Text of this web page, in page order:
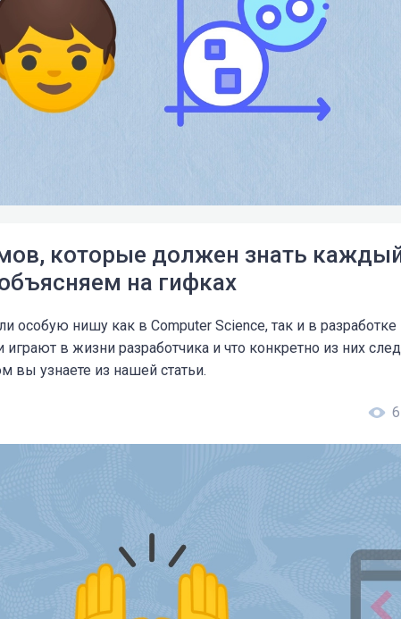
которые должен знать
на гифках
особую нишу как в Computer Science, так и в
в жизни разработчика и что конкретно из них
вы узнаете из нашей статьи.